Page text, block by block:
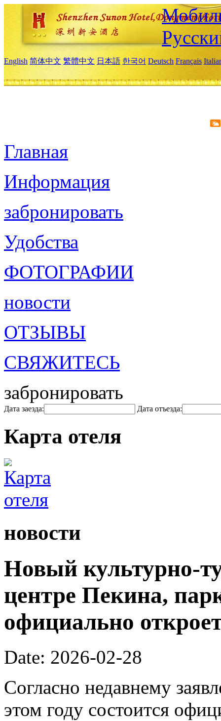
English 简体中文 繁體中文 日本語 한국어 Deutsch Français
Главная
Информация
забронировать
Удобства
ФОТОГРАФИИ
новости
ОТЗЫВЫ
СВЯЖИТЕСЬ
забронировать
Дата заезда: Дата отъезда:
Карта отеля
новости
Новый культурно-
центре Пекина,
официально
Date: 2026-02-28
Согласно недавнему
этом году состоится